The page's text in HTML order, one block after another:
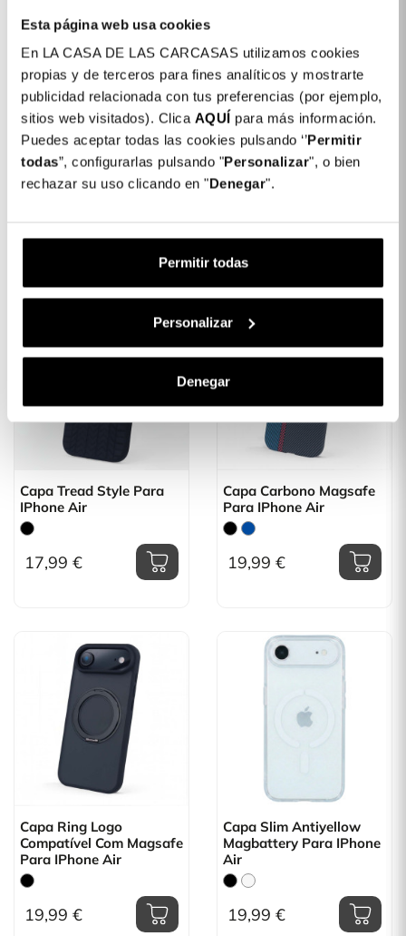
Esta página web usa cookies
En LA CASA DE LAS CARCASAS utilizamos cookies
propias y de terceros para fines analíticos y mostrarte
publicidad relacionada con tus preferencias (por ejemplo,
sitios web visitados). Clica AQUÍ para más información.
Puedes aceptar todas las cookies pulsando ‘’Permitir
todas”, configurarlas pulsando "Personalizar", o bien
rechazar su uso clicando en "Denegar".
Permitir todas
Personalizar
Denegar
Cover A Libro
CompatibIle Con
Magsafe Per IPhone Air
Cover Carbonio
Compatibile Con
Magsafe Per IPhone Air
Capa Tread Style Para
IPhone Air
17,99 €
Capa Carbono Magsafe
Para IPhone Air
19,99 €
Capa Ring Logo
Compatível Com Magsafe
Para IPhone Air
19,99 €
Capa Slim Antiyellow
Magbattery Para IPhone
Air
19,99 €